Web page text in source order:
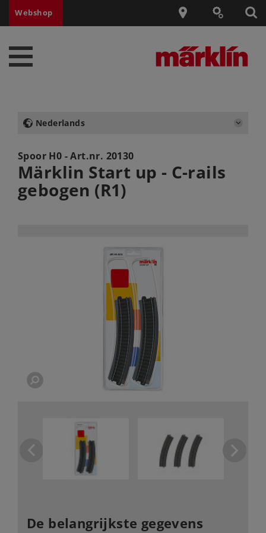
Webshop
Nederlands
Spoor H0 - Art.nr. 20130
Märklin Start up - C-rails
gebogen (R1)
De belangrijkste gegevens